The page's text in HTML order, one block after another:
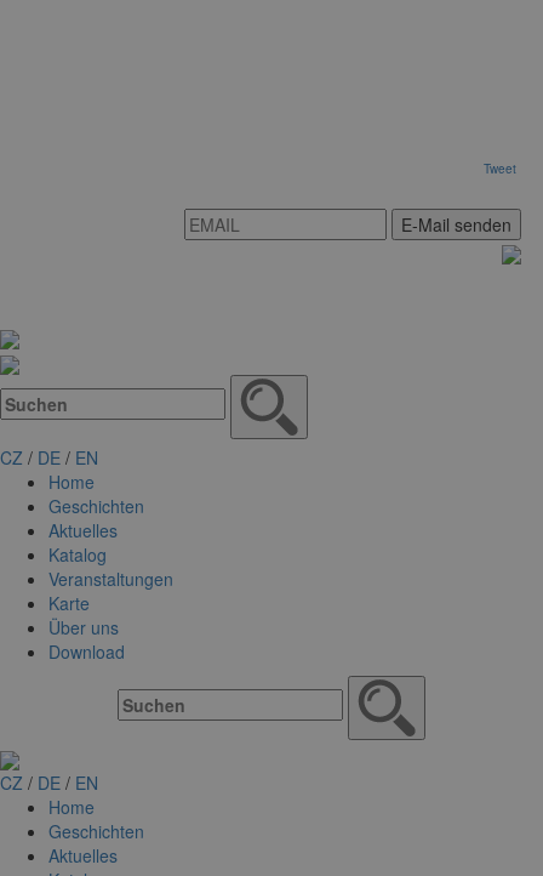
Tweet
E-Mail senden
CZ / DE / EN
Home
Geschichten
Aktuelles
Katalog
Veranstaltungen
Karte
Über uns
Download
CZ / DE / EN
Home
Geschichten
Aktuelles